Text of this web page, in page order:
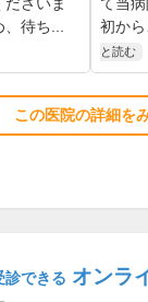
待ち...
初から
と読む
この医院の詳細を
診できる オンラ